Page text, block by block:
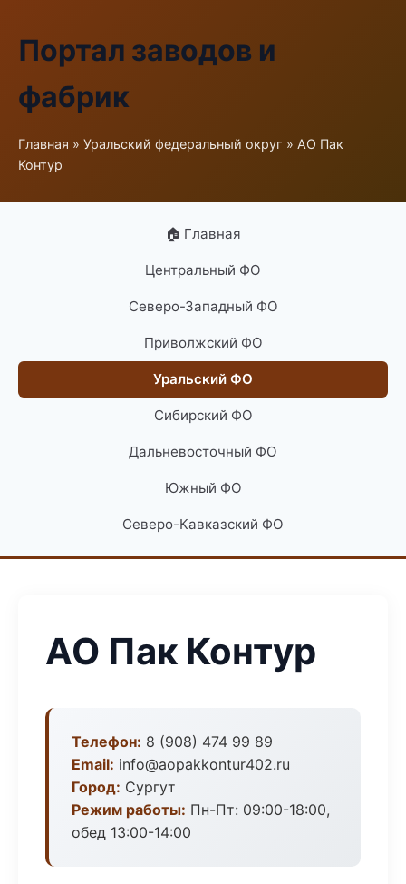
Портал заводов и
фабрик
Главная » Уральский федеральный округ » АО Пак
Контур
🏠 Главная
Центральный ФО
Северо-Западный ФО
Приволжский ФО
Уральский ФО
Сибирский ФО
Дальневосточный ФО
Южный ФО
Северо-Кавказский ФО
АО Пак Контур
Телефон: 8 (908) 474 99 89
Email: info@aopakkontur402.ru
Город: Сургут
Режим работы: Пн-Пт: 09:00-18:00,
обед 13:00-14:00